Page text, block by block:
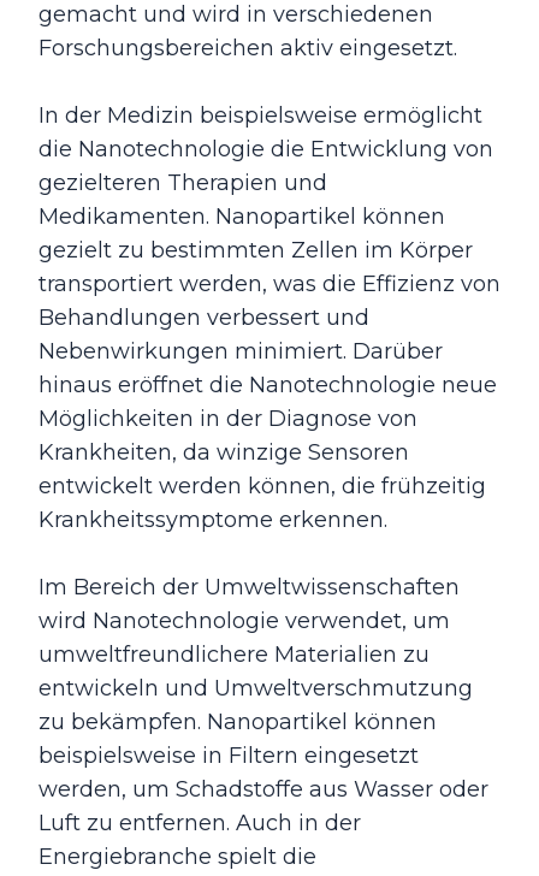
gemacht und wird in verschiedenen
Forschungsbereichen aktiv eingesetzt.
In der Medizin beispielsweise ermöglicht
die Nanotechnologie die Entwicklung von
gezielteren Therapien und
Medikamenten. Nanopartikel können
gezielt zu bestimmten Zellen im Körper
transportiert werden, was die Effizienz von
Behandlungen verbessert und
Nebenwirkungen minimiert. Darüber
hinaus eröffnet die Nanotechnologie neue
Möglichkeiten in der Diagnose von
Krankheiten, da winzige Sensoren
entwickelt werden können, die frühzeitig
Krankheitssymptome erkennen.
Im Bereich der Umweltwissenschaften
wird Nanotechnologie verwendet, um
umweltfreundlichere Materialien zu
entwickeln und Umweltverschmutzung
zu bekämpfen. Nanopartikel können
beispielsweise in Filtern eingesetzt
werden, um Schadstoffe aus Wasser oder
Luft zu entfernen. Auch in der
Energiebranche spielt die